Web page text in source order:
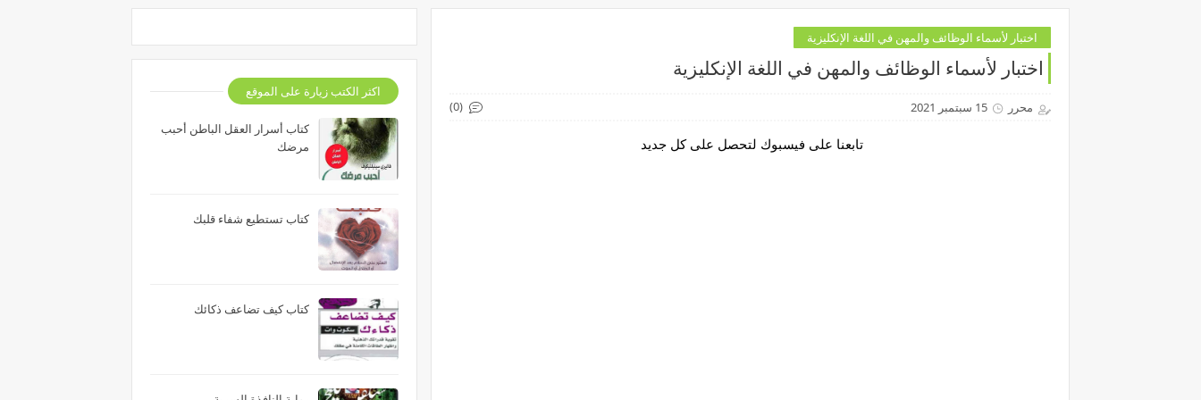
اختبار لأسماء الوظائف والمهن في اللغة الإنكليزية
اختبار لأسماء الوظائف والمهن في اللغة الإنكليزية
محرر 15 سبتمبر 2021 (0)
تابعنا على فيسبوك لتحصل على كل جديد
اكثر الكتب زيارة على الموقع
كتاب أسرار العقل الباطن أحبب
مرضك
كتاب تستطيع شفاء قلبك
كتاب كيف تضاعف ذكائك